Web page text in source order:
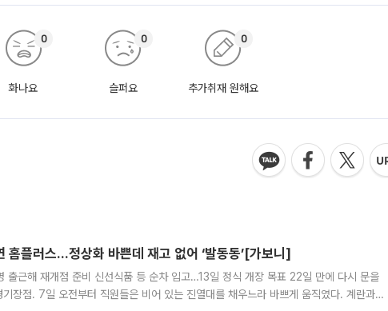
화나요
0
슬퍼요
0
추가취재 원해요
0
홈플러스…정상화 바쁜데 재고 없어 ‘발동동’[가보니]
출근해 재개점 준비 신선식품 등 순차 입고…13일 정식 개장 목표 22일 만에 다시 문을
기장점. 7일 오전부터 직원들은 비어 있는 진열대를 채우느라 바쁘게 움직였다. 계란과